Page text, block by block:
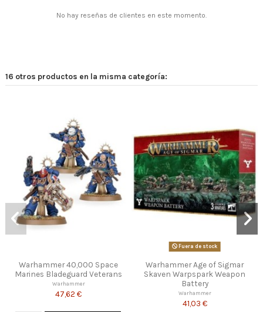
No hay reseñas de clientes en este momento.
16 otros productos en la misma categoría:
Warhammer Age of Sigmar
Warpspark Weapon
Battery
Warhammer
Warhammer Age of Sigmar Set
Iniciación
Warhammer
15,03 €